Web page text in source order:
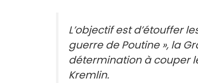
L’objectif est d’étouffer
guerre de Poutine », la
détermination à couper
Kremlin.